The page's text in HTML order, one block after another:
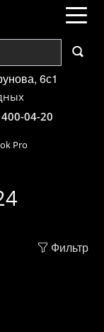
6с1
04-20
Pro
Фильтр